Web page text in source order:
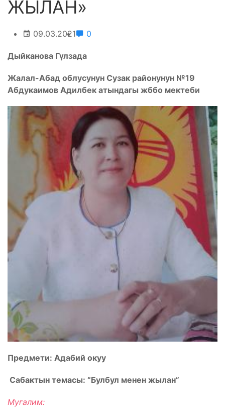
ЖЫЛАН»
09.03.2021 0
Дыйканова Гүлзада
Жалал-Абад облусунун Сузак районунун №19
Абдукаимов Адилбек атындагы жббо мектеби
Предмети: Адабий окуу
Сабактын темасы: “Булбул менен жылан”
Мугалим: